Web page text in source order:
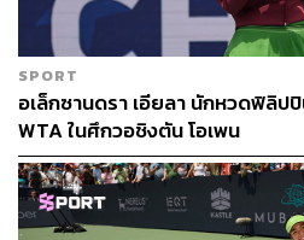
สาเหตุที่ เดลา โรซา เลือกห้องปร
ตำรวจไม่มีอำนาจเข้าไปจับกุมสม
อนุญาตจากประธาน สว. หรือระห
ประชุมอยู่ ขณะที่ สว. ประกาศใช้ม
Custody) เดลา โรซา โดยอ้างว่า
ปลอดภัยและความศักดิ์สิทธิ์ของฝ่
SPORT
อเล็กซานดรา เอียลา นักหวดฟิลิ
WTA ในศึกวอชิงตัน โอเพน